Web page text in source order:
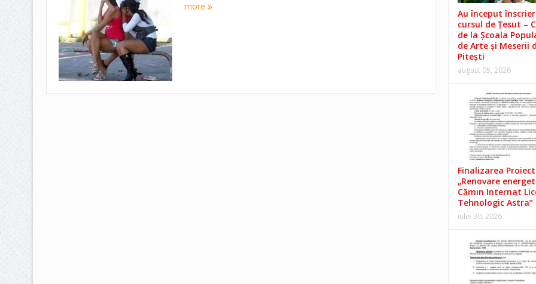
more
Au început
cursul de Țesut –
de la Școala
de Arte și Meserii
Pitești
august 05, 2026
Finalizarea
„Renovare
Cămin Internat
Tehnologic Astra”
iulie 30, 2026